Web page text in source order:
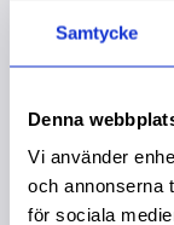
Samtycke
Denna
Vi använder
och annonserna
för sociala
Köpa större
17 390,00